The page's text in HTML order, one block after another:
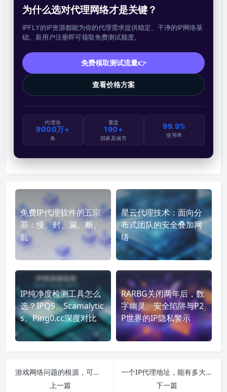
为什么选对代理网络才是关键？
IPFLY的IP资源都能为你的代理需求提供稳定、干净的IP网络基
础。新用户注册即可领取免费测试额度。
免费领取测试流量👉
查看价格方案
代理池
9000万+
条
覆盖
190+
国家及城市
99.9%
使用率
免费IP代理软件的五宗
罪：慢、封、漏、断、
乱
星云代理技术：面向分
布式团队的安全叠加网
络
IP纯净度检测工具怎么
选？IPQS、Scamalytic
s、Ping0.cc深度对比
RARBG关闭两年后，数
字幽灵、安全陷阱与P2
P世界的IP隐私警示
游戏网络问题的根源，可能出在IP上
上一篇
一个IP代理地址，能有多大差别？从格式到选型的深度解析
下一篇